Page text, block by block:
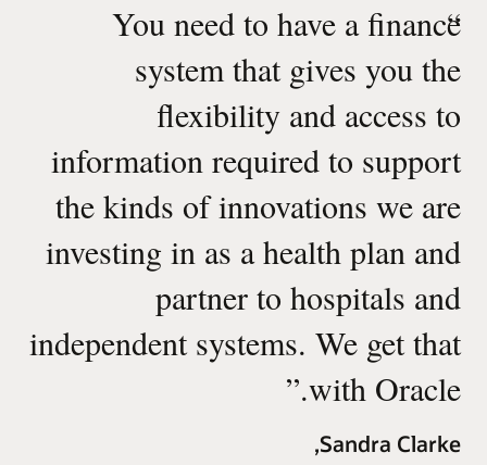
“
You need to have a finance
system that gives you the
flexibility and access to
information required to support
the kinds of innovations we are
investing in as a health plan and
partner to hospitals and
independent systems. We get that
with Oracle.
”
Sandra Clarke,